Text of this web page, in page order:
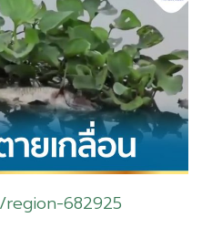
682925